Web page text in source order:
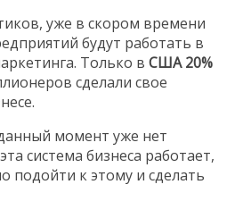
уже в скором времени
будут работать в
Только в США 20%
сделали свое
момент уже нет
система бизнеса работает,
подойти к этому и сделать